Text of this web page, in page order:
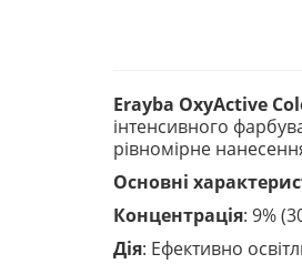
Erayba OxyActive
інтенсивного
рівномірне
Основні
Концентрація: 9%
Дія: Ефективно